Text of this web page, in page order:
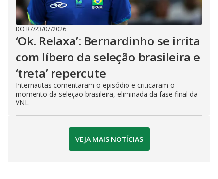
DO R7/23/07/2026
‘Ok. Relaxa’: Bernardinho se irrita
com líbero da seleção brasileira e
‘treta’ repercute
Internautas comentaram o episódio e criticaram o
momento da seleção brasileira, eliminada da fase final da
VNL
VEJA MAIS NOTÍCIAS